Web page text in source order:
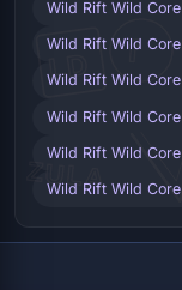
Wild Rift Wild Core
Wild Rift Wild
Wild Rift Wild Core
Wild Rift Wild Core
Wild Rift Wild Core
Wild Rift Wild